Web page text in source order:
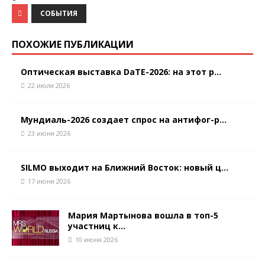
СОБЫТИЯ
ПОХОЖИЕ ПУБЛИКАЦИИ
Оптическая выставка DaTE-2026: на этот р...
22 июля 2026
Мундиаль-2026 создает спрос на антифог-р...
23 июня 2026
SILMO выходит на Ближний Восток: новый ц...
17 июня 2026
Мария Мартынова вошла в топ-5
участниц к...
10 июня 2026